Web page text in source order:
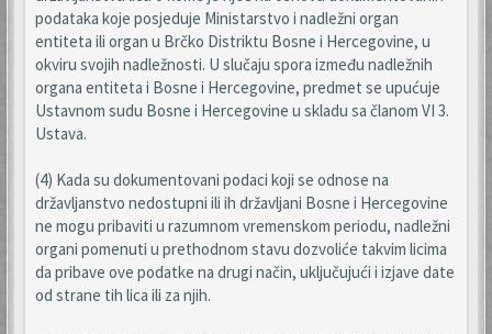
podataka koje posjeduje Ministarstvo i nadležni organ
entiteta ili organ u Brčko Distriktu Bosne i Hercegovine, u
okviru svojih nadležnosti. U slučaju spora između nadležnih
organa entiteta i Bosne i Hercegovine, predmet se upućuje
Ustavnom sudu Bosne i Hercegovine u skladu sa članom VI 3.
Ustava.
(4) Kada su dokumentovani podaci koji se odnose na
državljanstvo nedostupni ili ih državljani Bosne i Hercegovine
ne mogu pribaviti u razumnom vremenskom periodu, nadležni
organi pomenuti u prethodnom stavu dozvoliće takvim licima
da pribave ove podatke na drugi način, uključujući i izjave date
od strane tih lica ili za njih.